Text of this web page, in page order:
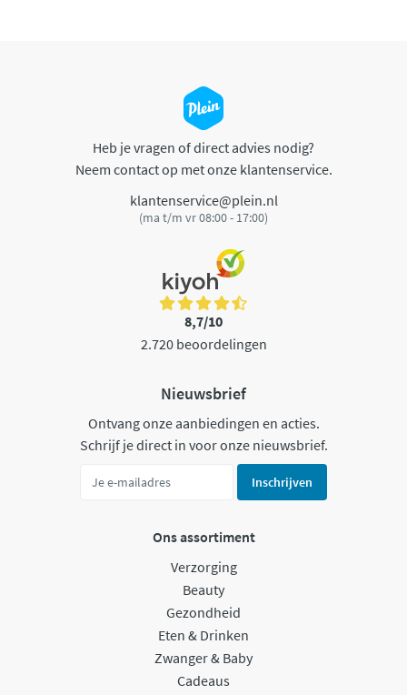
Heb je vragen of direct advies nodig?
Neem contact op met onze klantenservice.
klantenservice@plein.nl
(ma t/m vr 08:00 - 17:00)
8,7/10
2.720 beoordelingen
Nieuwsbrief
Ontvang onze aanbiedingen en acties.
Schrijf je direct in voor onze nieuwsbrief.
Inschrijven
Ons assortiment
Verzorging
Beauty
Gezondheid
Eten & Drinken
Zwanger & Baby
Cadeaus